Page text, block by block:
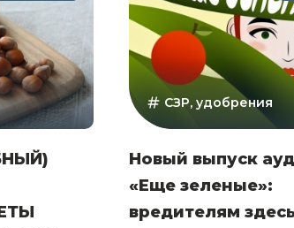
СЗР, удобрения
Новый выпуск
«Еще зеленые»:
вредителям